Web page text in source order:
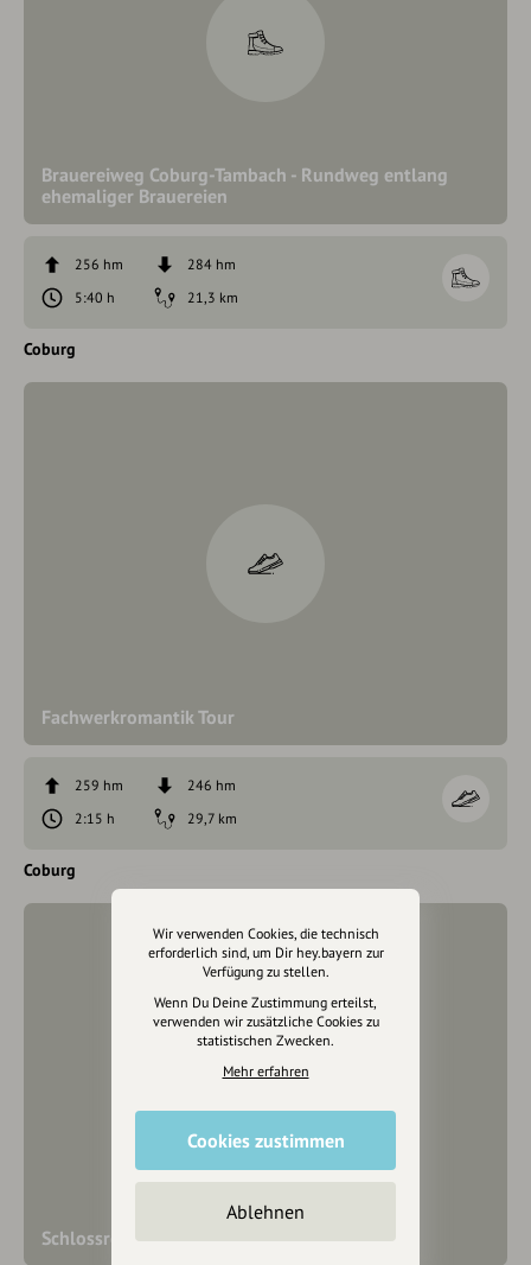
Brauereiweg Coburg-Tambach - Rundweg entlang
ehemaliger Brauereien
256 hm
284 hm
5:40 h
21,3 km
Coburg
Fachwerkromantik Tour
259 hm
246 hm
2:15 h
29,7 km
Coburg
Schlossromantik Tour
Wir verwenden Cookies, die technisch
erforderlich sind, um Dir hey.bayern zur
Verfügung zu stellen.
Wenn Du Deine Zustimmung erteilst,
verwenden wir zusätzliche Cookies zu
statistischen Zwecken.
Mehr erfahren
Cookies zustimmen
Ablehnen